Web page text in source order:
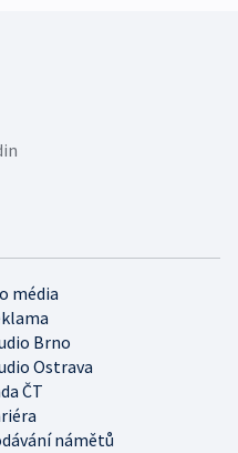
média
Brno
Ostrava
ČT
námětů